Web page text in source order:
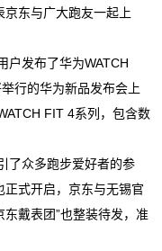
京东与广大跑友一起上
发布了华为WATCH
行的华为新品发布会上
FIT 4系列，包含数
众多跑步爱好者的参
正式开启，京东与无锡官
戴表团”也整装待发，准